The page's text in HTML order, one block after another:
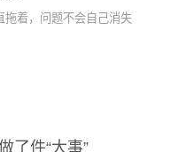
拖着，问题不会自己消失
了件“大事”